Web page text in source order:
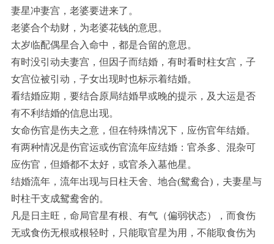
妻星冲妻宫，老婆要进来了。
老婆合个劫财，为老婆花钱的意思。
太岁临配偶星合入命中，都是合留的意思。
有时没引动夫妻宫，但因子而结婚，有时看时柱女宫，子
女宫位被引动，子女出现时也标示着结婚。
看结婚应期，要结合原局结婚早或晚的提示，及大运是否
有不利结婚的信息出现。
女命伤官是伤夫之意，但在特殊情况下，应伤官年结婚。
有两种情况是伤官运或伤官流年应结婚：官杀多、混杂可
应伤官，但婚都不太好，或官杀入墓他星。
结婚流年，流年出现与日柱天舍、地合(鸳鸯合)，夫妻星与
时柱干支成鸳鸯舍的。
凡是日主旺，命局官星有根、有气（偏弱状态），而食伤
无或食伤无根或根轻时，只能取官星为用，不能取食伤为